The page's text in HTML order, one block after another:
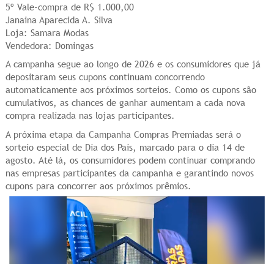
5º Vale-compra de R$ 1.000,00
Janaina Aparecida A. Silva
Loja: Samara Modas
Vendedora: Domingas
A campanha segue ao longo de 2026 e os consumidores que já
depositaram seus cupons continuam concorrendo
automaticamente aos próximos sorteios. Como os cupons são
cumulativos, as chances de ganhar aumentam a cada nova
compra realizada nas lojas participantes.
A próxima etapa da Campanha Compras Premiadas será o
sorteio especial de Dia dos Pais, marcado para o dia 14 de
agosto. Até lá, os consumidores podem continuar comprando
nas empresas participantes da campanha e garantindo novos
cupons para concorrer aos próximos prêmios.